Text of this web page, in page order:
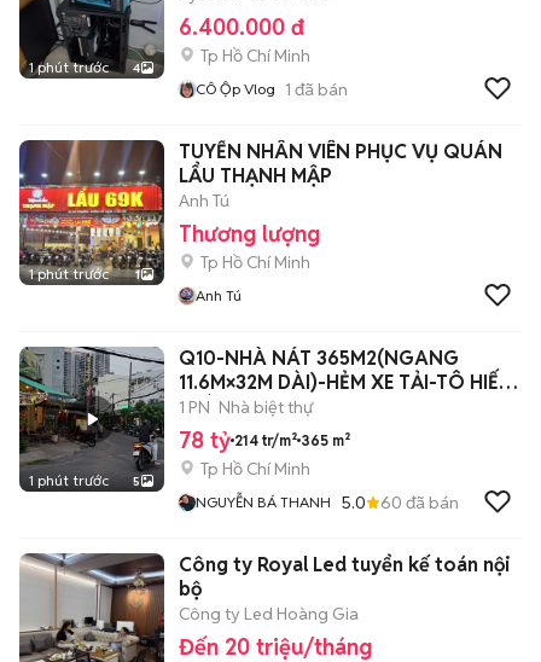
1 phút trước 4
6.400.000 đ
Tp Hồ Chí Minh
CÔ Ộp Vlog 1 đã bán
1 phút trước 1
TUYỂN NHÂN VIÊN PHỤC VỤ QUÁN
LẨU THẠNH MẬP
Anh Tú
Thương lượng
Tp Hồ Chí Minh
Anh Tú
1 phút trước 5
Q10-NHÀ NÁT 365M2(NGANG
11.6M×32M DÀI)-HẺM XE TẢI-TÔ HIẾN
THÀNH Q10
1 PN Nhà biệt thự
78 tỷ 214 tr/m² 365 m²
Tp Hồ Chí Minh
NGUYỄN BÁ THANH 5.0 60 đã bán
Công ty Royal Led tuyển kế toán nội
bộ
Công ty Led Hoàng Gia
Đến 20 triệu/tháng